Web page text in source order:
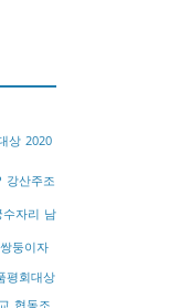
상 2020
강산주조
수자리 남
쌍둥이자
평회대상
협동조